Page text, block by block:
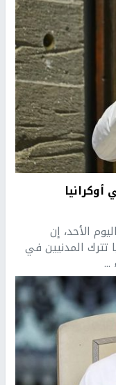
أوكرانيا
الأحد، إن
تترك المدنيين في
...